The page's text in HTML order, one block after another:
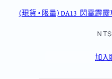
(現貨 • 限量) DA13_閃電霹
加入